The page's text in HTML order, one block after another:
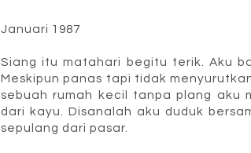
Januari 1987
Siang itu matahari begitu terik. Aku
Meskipun panas tapi tidak
sebuah rumah kecil tanpa plang aku
dari kayu. Disanalah aku duduk
sepulang dari pasar.